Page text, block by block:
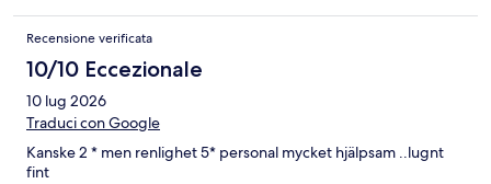
Recensione verificata
10/10 Eccezionale
10 lug 2026
Traduci con Google
Kanske 2 * men renlighet 5* personal mycket hjälpsam ..lugnt
fint